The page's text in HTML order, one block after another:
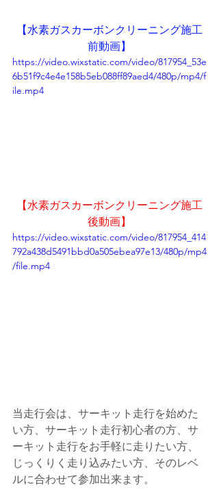
【水素ガスカーボンクリーニング施工
前動画】
https://video.wixstatic.com/video/817954_53e
6b51f9c4e4e158b5eb088ff89aed4/480p/mp4/f
ile.mp4
【水素ガスカーボンクリーニング施工
後動画】
https://video.wixstatic.com/video/817954_414
792a438d5491bbd0a505ebea97e13/480p/mp4
/file.mp4
当走行会は、サーキット走行を始めた
い方、サーキット走行初心者の方、サ
ーキット走行をお手軽に走りたい方、
じっくりく走り込みたい方、そのレベ
ルに合わせて参加出来ます。